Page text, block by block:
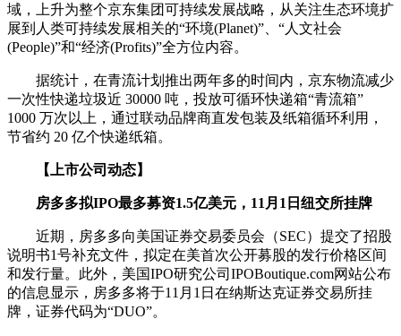
域，上升为整个京东集团可持续发展战略，从关注生态环境扩
展到人类可持续发展相关的“环境(Planet)”、“人文社会
(People)”和“经济(Profits)”全方位内容。
据统计，在青流计划推出两年多的时间内，京东物流减少
一次性快递垃圾近 30000 吨，投放可循环快递箱“青流箱”
1000 万次以上，通过联动品牌商直发包装及纸箱循环利用，
节省约 20 亿个快递纸箱。
【上市公司动态】
房多多拟IPO最多募资1.5亿美元，11月1日纽交所挂牌
近期，房多多向美国证券交易委员会（SEC）提交了招股
说明书1号补充文件，拟定在美首次公开募股的发行价格区间
和发行量。此外，美国IPO研究公司IPOBoutique.com网站公布
的信息显示，房多多将于11月1日在纳斯达克证券交易所挂
牌，证券代码为“DUO”。